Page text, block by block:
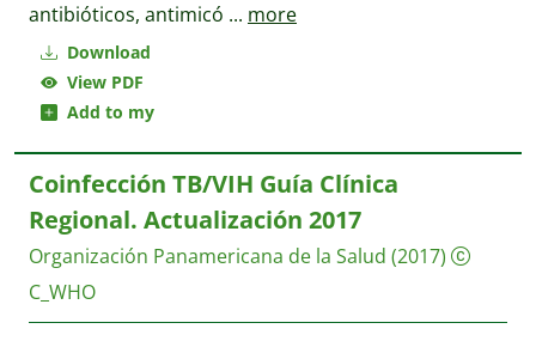
Download
View PDF
Add to my
antibióticos, antimicó ... more
Coinfección TB/VIH Guía Clínica
Regional. Actualización 2017
Organización Panamericana de la Salud (2017)
C_WHO